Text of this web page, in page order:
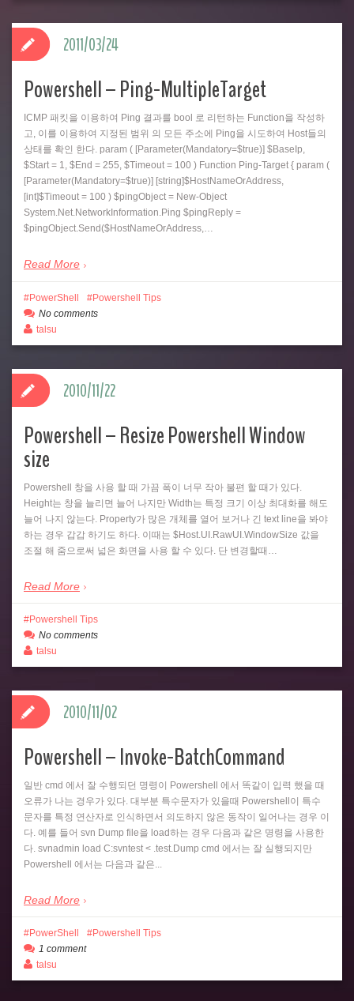
Powershell – Ping-MultipleTarget
ICMP 패킷을 이용하여 Ping 결과를 bool 로 리턴하는 Function을 작성하
고, 이를 이용하여 지정된 범위 의 모든 주소에 Ping을 시도하여 Host들의
상태를 확인 한다. param ( [Parameter(Mandatory=$true)] $BaseIp,
$Start = 1, $End = 255, $Timeout = 100 ) Function Ping-Target { param (
[Parameter(Mandatory=$true)] [string]$HostNameOrAddress,
[int]$Timeout = 100 ) $pingObject = New-Object
System.Net.NetworkInformation.Ping $pingReply =
$pingObject.Send($HostNameOrAddress,…
Read More
2011/03/24
PowerShell
Powershell Tips
No comments
talsu
Powershell – Resize Powershell Window
size
Powershell 창을 사용 할 때 가끔 폭이 너무 작아 불편 할 때가 있다.
Height는 창을 늘리면 늘어 나지만 Width는 특정 크기 이상 최대화를 해도
늘어 나지 않는다. Property가 많은 개체를 열어 보거나 긴 text line을 봐야
하는 경우 갑갑 하기도 하다. 이때는 $Host.UI.RawUI.WindowSize 값을
조절 해 줌으로써 넓은 화면을 사용 할 수 있다. 단 변경할때…
Read More
2010/11/22
Powershell Tips
No comments
talsu
Powershell – Invoke-BatchCommand
일반 cmd 에서 잘 수행되던 명령이 Powershell 에서 똑같이 입력 했을 때
오류가 나는 경우가 있다. 대부분 특수문자가 있을때 Powershell이 특수
문자를 특정 연산자로 인식하면서 의도하지 않은 동작이 일어나는 경우 이
다. 예를 들어 svn Dump file을 load하는 경우 다음과 같은 명령을 사용한
다. svnadmin load C:svntest < .test.Dump cmd 에서는 잘 실행되지만
Powershell 에서는 다음과 같은...
Read More
2010/11/02
PowerShell
Powershell Tips
1 comment
talsu